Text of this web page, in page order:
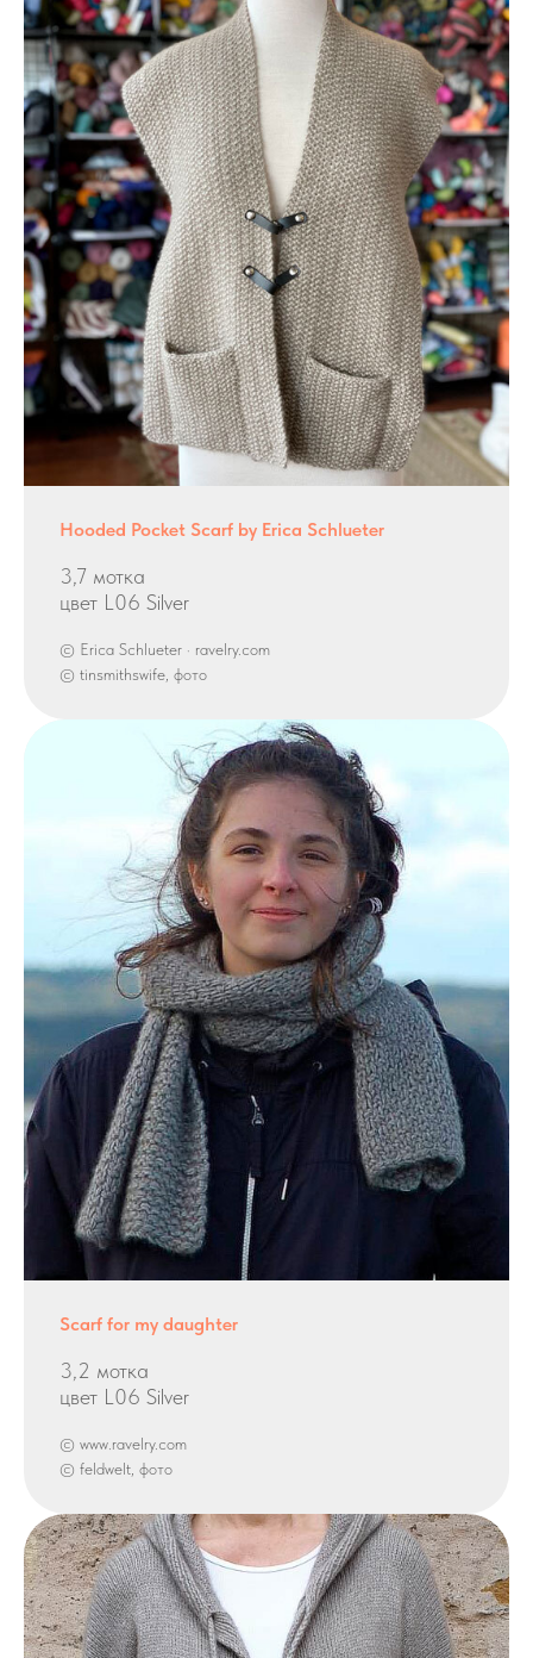
Hooded Pocket Scarf by Erica Schlueter
3,7 мотка
цвет L06 Silver
© Erica Schlueter · ravelry.com
© tinsmithswife, фото
Scarf for my daughter
3,2 мотка
цвет L06 Silver
© www.ravelry.com
© feldwelt, фото